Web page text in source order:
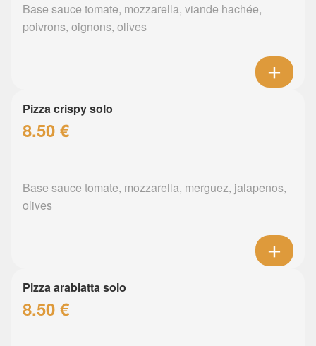
Base sauce tomate, mozzarella, viande hachée,
poivrons, oignons, olives
Pizza crispy solo
8.50 €
Base sauce tomate, mozzarella, merguez, jalapenos,
olives
Pizza arabiatta solo
8.50 €